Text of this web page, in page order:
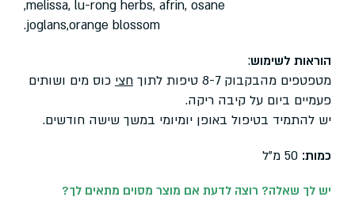
melissa, lu-rong herbs, afrin, osane,
joglans,orange blossom.
הוראות לשימוש:
מטפטפים מהבקבוק 8-7 טיפות לתוך
חצי כוס מים ושותים
פעמיים ביום על קיבה ריקה.
יש להתמיד בטיפול באופן יומיומי במשך שישה חודשים.
כמות:
יש לך שאלה? רוצה לדעת אם מוצר מסוים מתאים לך?